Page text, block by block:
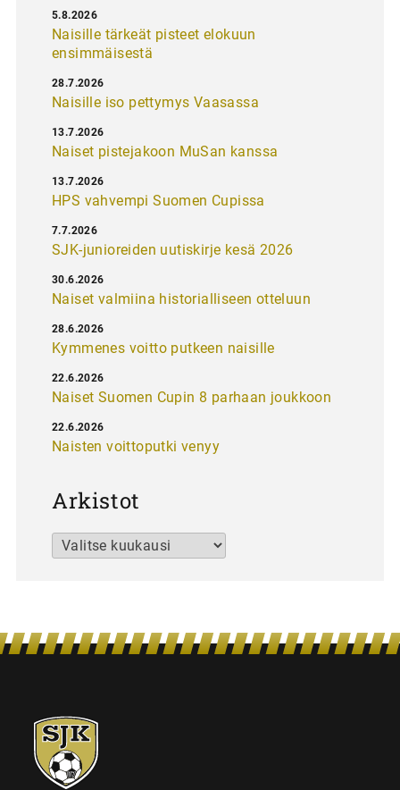
Naisille tärkeät pisteet elokuun
ensimmäisestä
5.8.2026
Naisille iso pettymys Vaasassa
28.7.2026
Naiset pistejakoon MuSan kanssa
13.7.2026
HPS vahvempi Suomen Cupissa
13.7.2026
SJK-junioreiden uutiskirje kesä 2026
7.7.2026
Naiset valmiina historialliseen otteluun
30.6.2026
Kymmenes voitto putkeen naisille
28.6.2026
Naiset Suomen Cupin 8 parhaan joukkoon
22.6.2026
Naisten voittoputki venyy
22.6.2026
Arkistot
Arkistot
SJK-
juniorit